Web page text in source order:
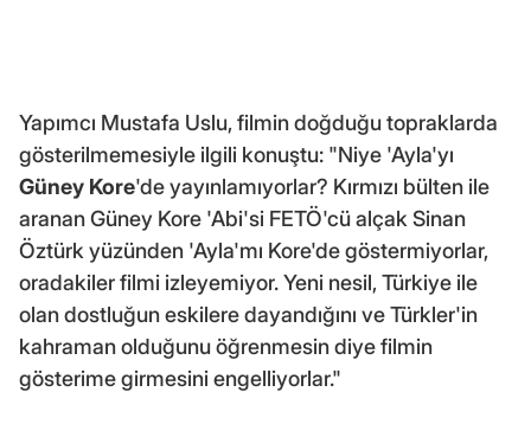
Yapımcı Mustafa Uslu, filmin doğduğu topraklarda
gösterilmemesiyle ilgili konuştu: "Niye 'Ayla'yı
Güney Kore'de yayınlamıyorlar? Kırmızı bülten ile
aranan Güney Kore 'Abi'si FETÖ'cü alçak Sinan
Öztürk yüzünden 'Ayla'mı Kore'de göstermiyorlar,
oradakiler filmi izleyemiyor. Yeni nesil, Türkiye ile
olan dostluğun eskilere dayandığını ve Türkler'in
kahraman olduğunu öğrenmesin diye filmin
gösterime girmesini engelliyorlar."